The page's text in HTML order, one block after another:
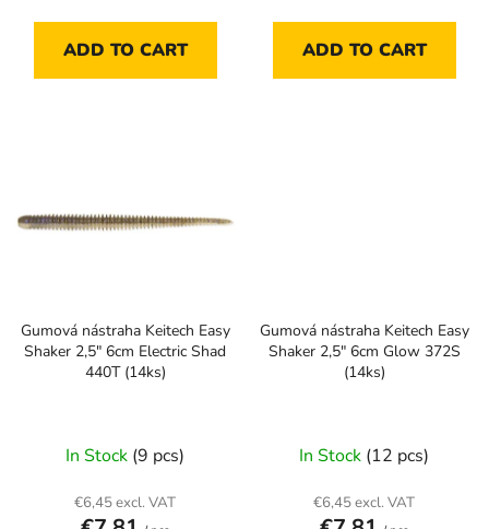
ADD TO CART ADD TO CART
Gumová nástraha Keitech Easy
Shaker 2,5" 6cm Electric Shad
440T (14ks)
In Stock (9 pcs)
€6,45 excl. VAT
Gumová nástraha Keitech Easy
Shaker 2,5" 6cm Glow 372S
(14ks)
In Stock (12 pcs)
€6,45 excl. VAT